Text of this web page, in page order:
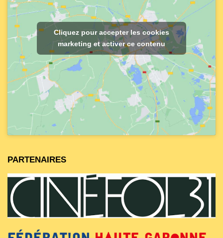
Cliquez pour accepter les cookies
marketing et activer ce contenu
PARTENAIRES